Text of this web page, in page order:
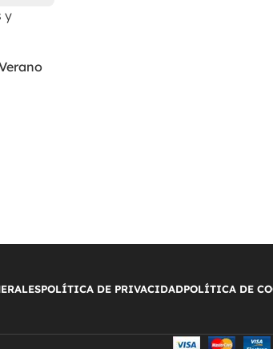
y
POLÍTICA DE PRIVACIDADPOLÍTICA DE